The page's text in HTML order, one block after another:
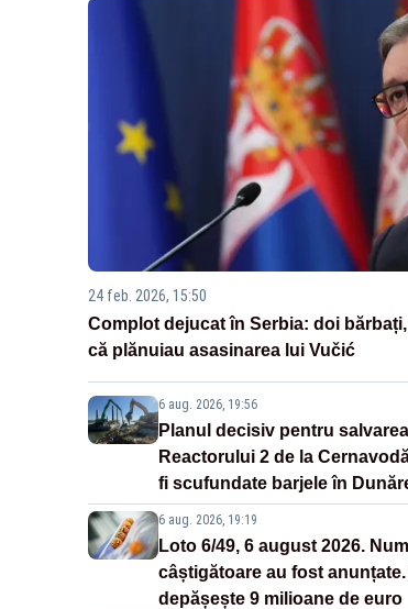
24 feb. 2026, 15:50
Complot dejucat în Serbia: doi
că plănuiau asasinarea lui Vučić
6 aug. 2026, 19:56
Planul decisiv pentru salvarea
Reactorului 2 de la
fi scufundate barjele în
6 aug. 2026, 19:19
Loto 6/49, 6 august 2026.
câștigătoare au fost anunțate.
depășește 9 milioane de euro